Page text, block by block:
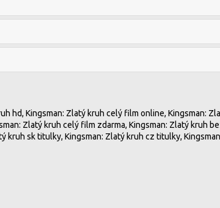
hd, Kingsman: Zlatý kruh celý film online, Kingsman:
Zlatý kruh celý film zdarma, Kingsman: Zlatý kruh
sk titulky, Kingsman: Zlatý kruh cz titulky,